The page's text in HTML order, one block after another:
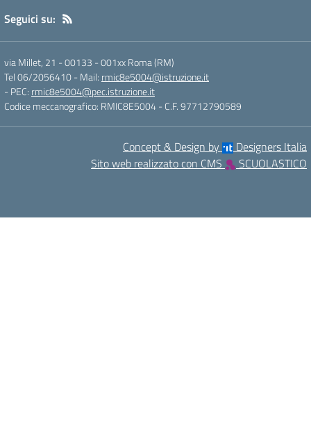
Seguici su:
via Millet, 21 - 00133 -001xx Roma (RM)
Tel 06/2056410- Mail: rmic8e5004@istruzione.it
- PEC: rmic8e5004@pec.istruzione.it
Codice meccanografico: RMIC8E5004- C.F. 97712790589
Concept & Design by
Designers Italia
Sito web realizzato con CMS
SCUOLASTICO